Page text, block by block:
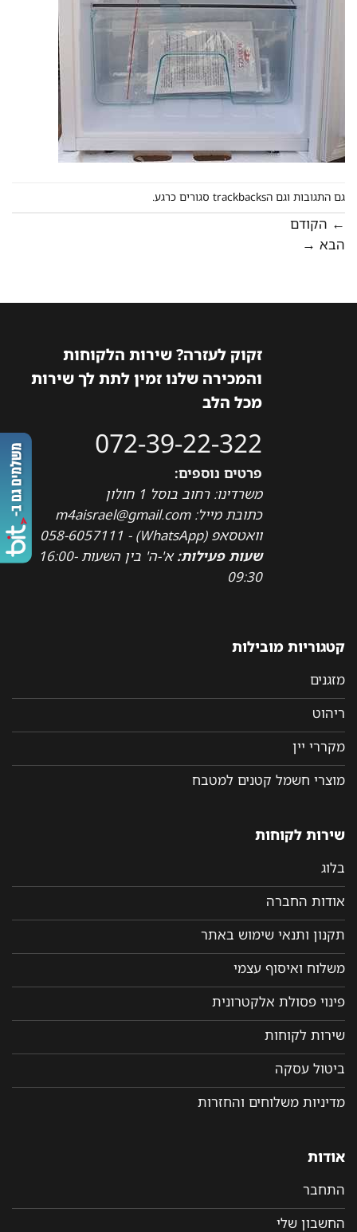
גם התגובות וגם הtrackbacks סגורים כרגע.
← הקודם
הבא →
זקוק לעזרה? שירות הלקוחות
והמכירה שלנו זמין לתת לך שירות
מכל הלב
072-39-22-322
פרטים נוספים:
משרדינו: רחוב בוסל 1 חולון
כתובת מייל: m4aisrael@gmail.com
וואטסאפ (WhatsApp) - 058-6057111
שעות פעילות:
א'-ה' בין השעות 16:00-
09:30
קטגוריות מובילות
מזגנים
ריהוט
מקררי יין
מוצרי חשמל קטנים למטבח
שירות לקוחות
בלוג
אודות החברה
תקנון ותנאי שימוש באתר
משלוח ואיסוף עצמי
פינוי פסולת אלקטרונית
שירות לקוחות
ביטול עסקה
מדיניות משלוחים והחזרות
אודות
התחבר
החשבון שלי